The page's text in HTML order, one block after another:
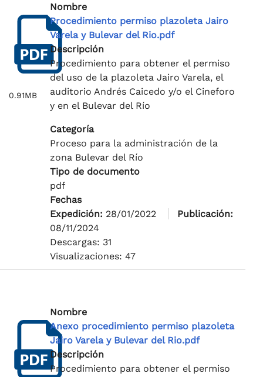
0.91MB
Nombre
Procedimiento permiso plazoleta Jairo
Varela y Bulevar del Rio.pdf
Descripción
Procedimiento para obtener el permiso
del uso de la plazoleta Jairo Varela, el
auditorio Andrés Caicedo y/o el Cineforo
y en el Bulevar del Río
Categoría
Proceso para la administración de la
zona Bulevar del Río
Tipo de documento
pdf
Fechas
Expedición: 28/01/2022
Publicación:
08/11/2024
Descargas: 31
Visualizaciones: 47
Nombre
Anexo procedimiento permiso plazoleta
Jairo Varela y Bulevar del Rio.pdf
Descripción
Procedimiento para obtener el permiso